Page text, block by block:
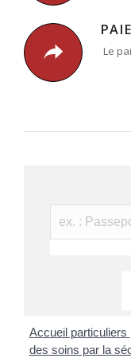
Le
Accueil particuliers
des soins par la